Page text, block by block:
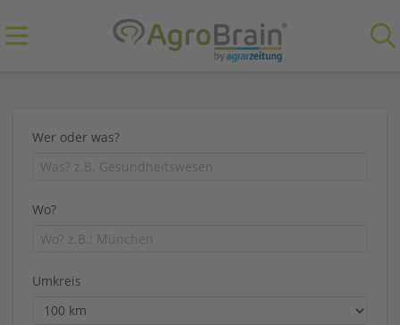
Wer oder was?
Wo?
Umkreis